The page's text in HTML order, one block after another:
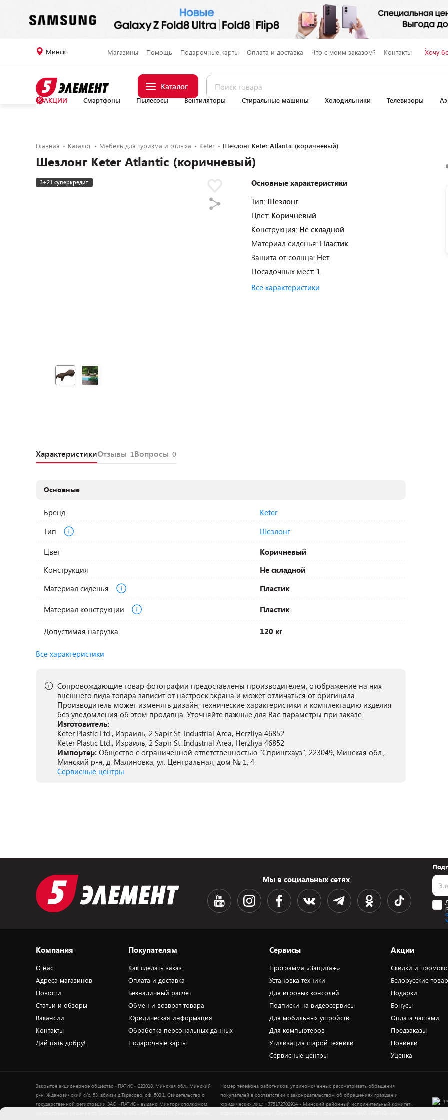
Минск Магазины Помощь Подарочные карты Оплата и доставка Что с моим заказом? Контакты Хочу
Каталог
АКЦИИ Смартфоны Пылесосы Вентиляторы Стиральные машины Холодильники Телевизоры
Главная Каталог Мебель для туризма и отдыха Keter Шезлонг Keter Atlantic (коричневый)
Шезлонг Keter Atlantic (коричневый)
3+21 суперкредит
Основные характеристики
Тип: Шезлонг
Цвет: Коричневый
Конструкция: Не складной
Материал сиденья: Пластик
Защита от солнца: Нет
Посадочных мест: 1
Все характеристики
ХарактеристикиОтзывы 1Вопросы 0
Основные
Бренд
Keter
Тип
Шезлонг
Цвет
Коричневый
Конструкция
Не складной
Материал сиденья
Пластик
Материал конструкции Пластик
Допустимая нагрузка 120 кг
Все характеристики
Сопровождающие товар фотографии предоставлены производителем, отображение на них
внешнего вида товара зависит от настроек экрана и может отличаться от оригинала.
Производитель может изменять дизайн, технические характеристики и комплектацию изделия
без уведомления об этом продавца. Уточняйте важные для Вас параметры при заказе.
Изготовитель:
Keter Plastic Ltd., Израиль, 2 Sapir St. Industrial Area, Herzliya 46852
Keter Plastic Ltd., Израиль, 2 Sapir St. Industrial Area, Herzliya 46852
Импортер: Общество с ограниченной ответственностью "Спрингхауз", 223049, Минская обл.,
Минский р-н, д. Малиновка, ул. Центральная, дом № 1, 4
Сервисные центры
Мы в социальных сетях
Компания
О нас
Адреса магазинов
Новости
Статьи и обзоры
Вакансии
Контакты
Дай пять добру!
Покупателям
Как сделать заказ
Оплата и доставка
Безналичный расчёт
Обмен и возврат товара
Юридическая информация
Обработка персональных данных
Подарочные карты
Сервисы
Программа «Защита+»
Установка техники
Для игровых консолей
Подписки на видеосервисы
Для мобильных устройств
Для компьютеров
Утилизация старой техники
Сервисные центры
Акции
Скидки и
Белорусские
Подарки
Бонусы
Оплата частями
Предзаказы
Новинки
Уценка
Закрытое акционерное общество «ПАТИО» 223018, Минская обл., Минский
р-н, Ждановичский с/с, 53, вблизи д.Тарасово, оф. 503.1. Свидетельство о
государственной регистрации ЗАО «ПАТИО» выдано Мингорисполкомом
Номер телефона работников, уполномоченных рассматривать обращения
покупателей в соответствии с законодательством об обращениях граждан и
юридических лиц: +375172702914 - Минский районный исполнительный комитет ,